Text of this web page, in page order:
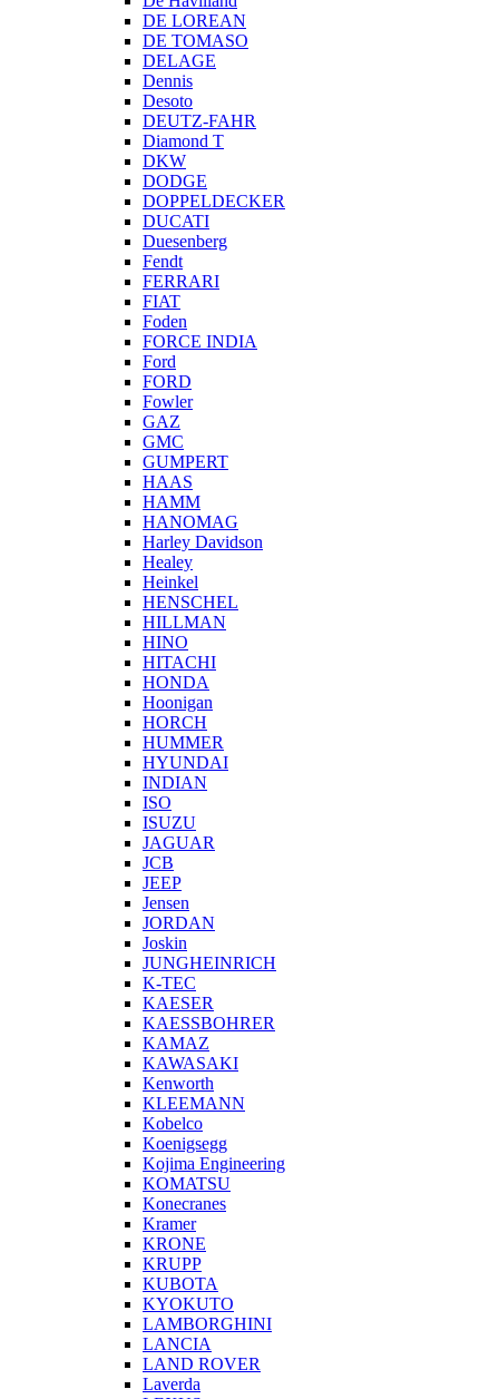
DE LOREAN
DE TOMASO
DELAGE
Dennis
Desoto
DEUTZ-FAHR
Diamond T
DKW
DODGE
DOPPELDECKER
DUCATI
Duesenberg
Fendt
FERRARI
FIAT
Foden
FORCE INDIA
Ford
FORD
Fowler
GAZ
GMC
GUMPERT
HAAS
HAMM
HANOMAG
Harley Davidson
Healey
Heinkel
HENSCHEL
HILLMAN
HINO
HITACHI
HONDA
Hoonigan
HORCH
HUMMER
HYUNDAI
INDIAN
ISO
ISUZU
JAGUAR
JCB
JEEP
Jensen
JORDAN
Joskin
JUNGHEINRICH
K-TEC
KAESER
KAESSBOHRER
KAMAZ
KAWASAKI
Kenworth
KLEEMANN
Kobelco
Koenigsegg
Kojima Engineering
KOMATSU
Konecranes
Kramer
KRONE
KRUPP
KUBOTA
KYOKUTO
LAMBORGHINI
LANCIA
LAND ROVER
Laverda